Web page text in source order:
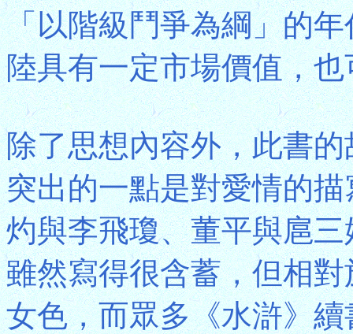
「以階級鬥爭為綱」的
陸具有一定市場價值，
除了思想內容外，此書
突出的一點是對愛情的
灼與李飛瓊、董平與扈
雖然寫得很含蓄，但相
女色，而眾多《水滸》